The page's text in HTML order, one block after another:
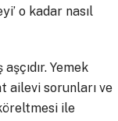
o kadar nasıl
Yemek
ailevi sorunları ve
ile